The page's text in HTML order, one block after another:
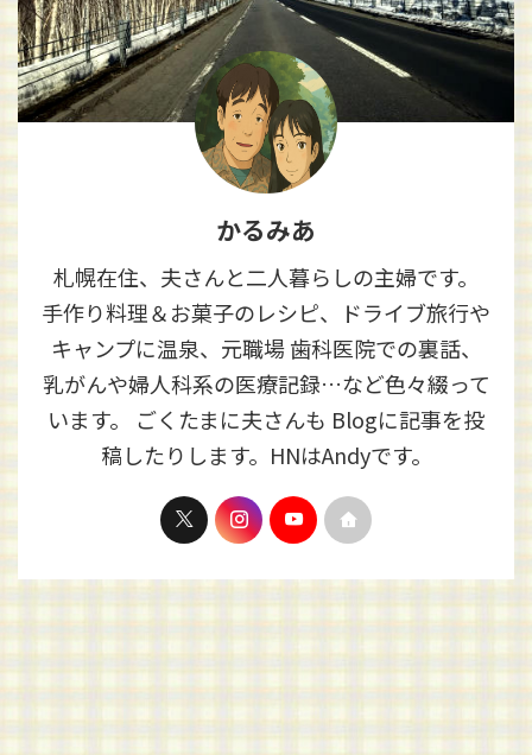
かるみあ
札幌在住、夫さんと二人暮らしの主婦です。
手作り料理＆お菓子のレシピ、ドライブ旅行や
キャンプに温泉、元職場 歯科医院での裏話、
乳がんや婦人科系の医療記録…など色々綴って
います。 ごくたまに夫さんも Blogに記事を投
稿したりします。HNはAndyです。